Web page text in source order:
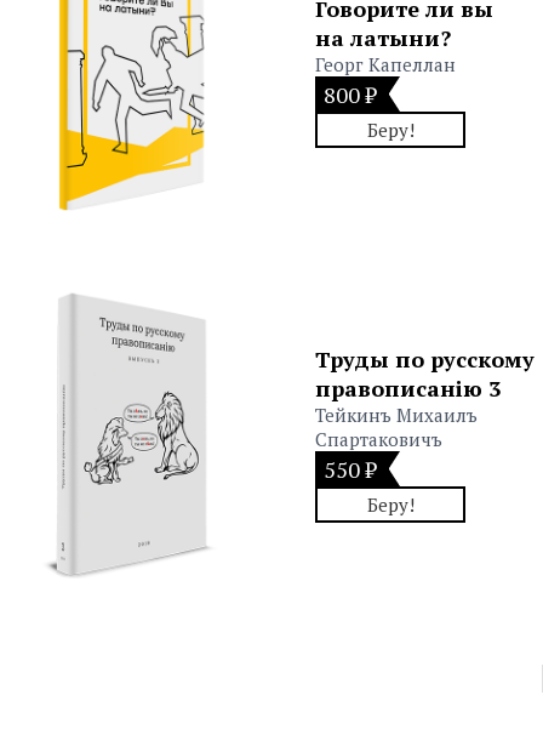
Говорите ли вы
на латыни?
Георг Капеллан
800 ₽
Беру!
Труды по русскому
правописанiю 3
Тейкинъ Михаилъ
Спартаковичъ
550 ₽
Беру!